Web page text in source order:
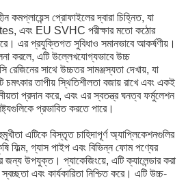
কমপ্লায়েন্স প্রোফাইলের দ্বারা চিহ্নিত, যা
এবং EU SVHC পরীক্ষার মতো কঠোর
এর প্রযুক্তিগত সুবিধাও সমানভাবে আকর্ষণীয়।
করলে, এটি উল্লেখযোগ্যভাবে উচ্চ
রেজিনের সাথে উচ্চতর সামঞ্জস্যতা দেখায়, যা
চমৎকার তাপীয় স্থিতিশীলতা বজায় রাখে এবং একই
প্রদান করে, এবং এর স্বতন্ত্র ঘনত্ব ফর্মুলেশন
প্রভাবিত করতে পারে।
এটিকে বিস্তৃত চাহিদাপূর্ণ অ্যাপ্লিকেশনগুলির
ফিল্ম, গ্যাস পাইপ এবং বিভিন্ন ফোম পণ্যের
জন্য উপযুক্ত। প্যাকেজিংয়ে, এটি ক্যালেন্ডার করা
এবং কার্যকারিতা নিশ্চিত করে। এটি উচ্চ-